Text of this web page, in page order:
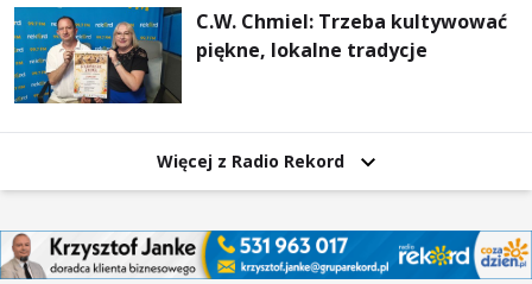
C.W. Chmiel: Trzeba kultywować
piękne, lokalne tradycje
Więcej z Radio Rekord